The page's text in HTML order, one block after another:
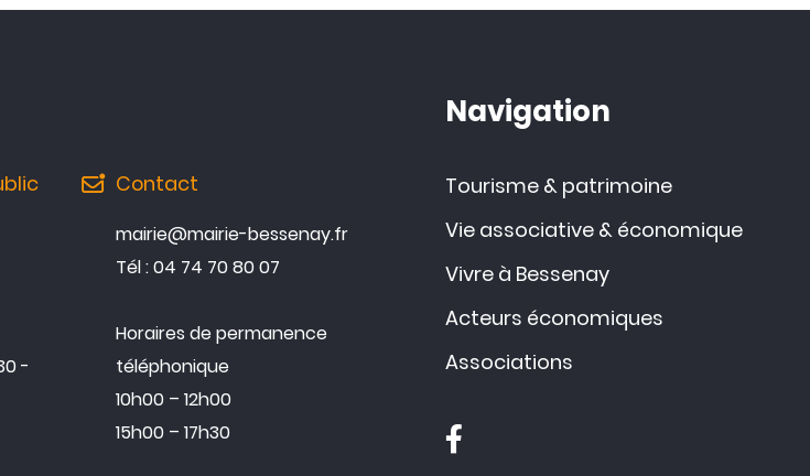
-
Contact
mairie@mairie-bessenay.fr
Tél : 04 74 70 80 07
Horaires de permanence
téléphonique
10h00 – 12h00
15h00 – 17h30
Navigation
Tourisme & patrimoine
Vie associative & économique
Vivre à Bessenay
Acteurs économiques
Associations